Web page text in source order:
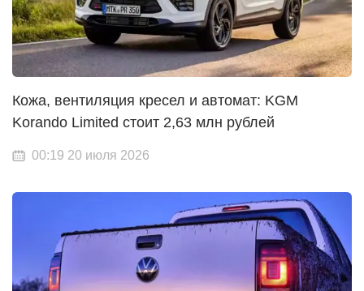
Кожа, вентиляция кресел и автомат: KGM
Korando Limited стоит 2,63 млн рублей
00:19 20 июля 2026